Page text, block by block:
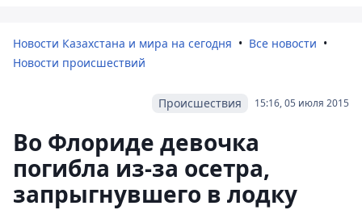
Новости Казахстана и мира на сегодня
Все новости
Новости происшествий
15:16, 05 июля 2015
Происшествия
Во Флориде девочка
погибла из-за осетра,
запрыгнувшего в лодку